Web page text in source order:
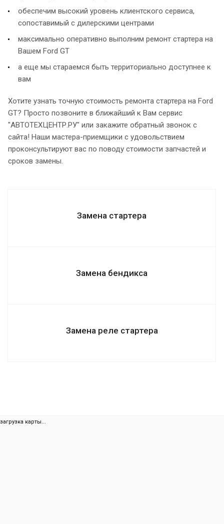
обеспечим высокий уровень клиентского сервиса,
сопоставимый с дилерскими центрами
максимально оперативно выполним ремонт стартера на
Вашем Ford GT
а еще мы стараемся быть территориально доступнее к
вам
Хотите узнать точную стоимость ремонта стартера на Ford
GT? Просто позвоните в ближайший к Вам сервис
"АВТОТЕХЦЕНТР.РУ" или закажите обратный звонок с
сайта! Наши мастера-приемщики с удовольствием
проконсультируют вас по поводу стоимости запчастей и
сроков замены.
Замена стартера
Замена бендикса
Замена реле стартера
загрузка карты...